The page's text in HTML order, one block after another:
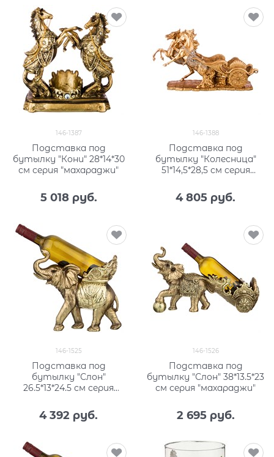
146-1387
Подставка под
бутылку "Кони" 28*14*30
см серия "махараджи"
5 018 руб.
146-1388
Подставка под
бутылку "Колесница"
51*14,5*28,5 см серия
4 805 руб.
146-1525
Подставка под
бутылку "Слон"
26.5*13*24.5 см серия
4 392 руб.
146-1526
Подставка под
бутылку "Слон" 38*13.5*23
см серия "махараджи"
2 695 руб.